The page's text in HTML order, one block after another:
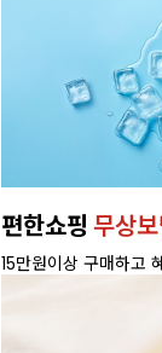
편한쇼핑 무상
15만원이상 구매하고